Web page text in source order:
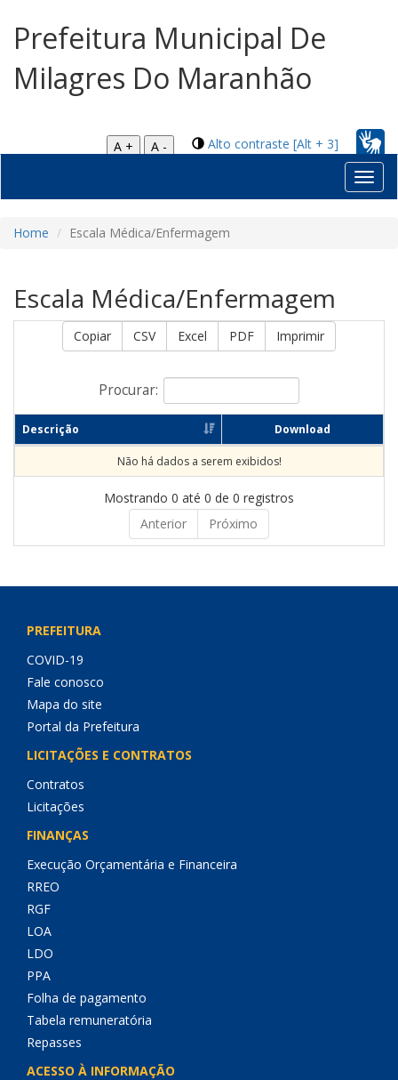
Prefeitura Municipal De
Milagres Do Maranhão
Alto contraste [Alt + 3]
A +
A -
Home Escala Médica/Enfermagem
Escala Médica/Enfermagem
Copiar CSV Excel PDF Imprimir
Procurar:
Descrição Download
Não há dados a serem exibidos!
Mostrando 0 até 0 de 0 registros
Anterior
Próximo
PREFEITURA
COVID-19
Fale conosco
Mapa do site
Portal da Prefeitura
LICITAÇÕES E CONTRATOS
Contratos
Licitações
FINANÇAS
Execução Orçamentária e Financeira
RREO
RGF
LOA
LDO
PPA
Folha de pagamento
Tabela remuneratória
Repasses
ACESSO À INFORMAÇÃO